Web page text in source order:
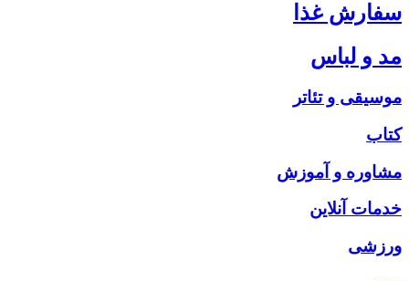
سفارش غذا
مد و لباس
موسیقی و تئاتر
کتاب
مشاوره و آموزش
خدمات آنلاین
ورزشی